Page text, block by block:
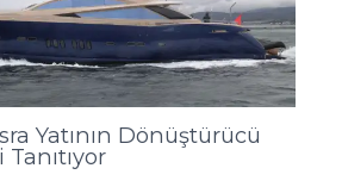
Yatının Dönüştürücü